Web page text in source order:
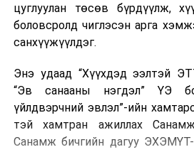
цуглуулан төсөв бүрдүүлж,
боловсролд чиглэсэн арга
санхүүжүүлдэг.
Энэ удаад “Хүүхдэд ээлтэй
“Эв санааны нэгдэл” ҮЭ
үйлдвэрчний эвлэл”-ийн
тэй хамтран ажиллах Санамж
Санамж бичгийн дагуу